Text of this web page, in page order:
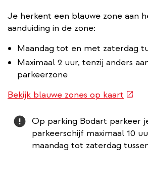
Je herkent een blauwe zone aan
aanduiding in de zone:
Maandag tot en met zaterdag
Maximaal 2 uur, tenzij anders
parkeerzone
Bekijk blauwe zones op kaart
Attention
Op parking Bodart parkeer
parkeerschijf maximaal 10
maandag tot zaterdag